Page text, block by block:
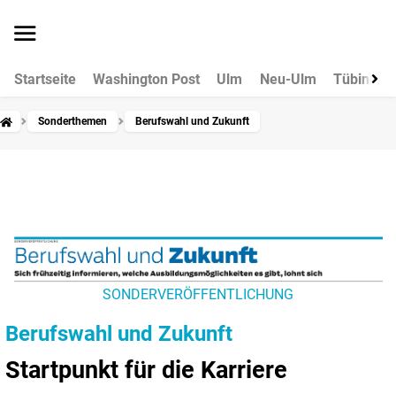
Startseite Washington Post Ulm Neu-Ulm Tübingen
Sonderthemen Berufswahl und Zukunft
SONDERVERÖFFENTLICHUNG
Berufswahl und Zukunft
Startpunkt für die Karriere